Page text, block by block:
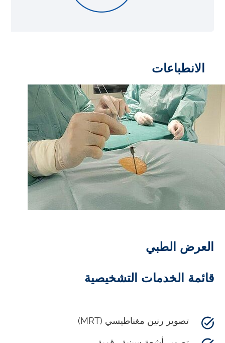
الانطباعات
العرض الطبي
قائمة الخدمات التشخيصية
تصوير رنين مغناطيسي (MRT)